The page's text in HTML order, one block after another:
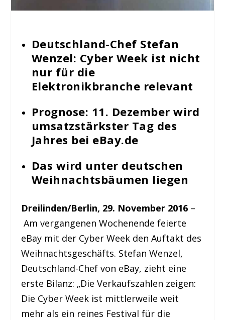
Deutschland-Chef Stefan
Wenzel: Cyber Week ist nicht
nur für die
Elektronikbranche relevant
Prognose: 11. Dezember wird
umsatzstärkster Tag des
Jahres bei eBay.de
Das wird unter deutschen
Weihnachtsbäumen liegen
Dreilinden/Berlin, 29. November 2016 –
Am vergangenen Wochenende feierte
eBay mit der Cyber Week den Auftakt des
Weihnachtsgeschäfts. Stefan Wenzel,
Deutschland-Chef von eBay, zieht eine
erste Bilanz: „Die Verkaufszahlen zeigen:
Die Cyber Week ist mittlerweile weit
mehr als ein reines Festival für die